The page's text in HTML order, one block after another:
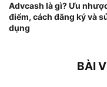
Advcash là gì? Ưu
điểm, cách đăng ký và
dụng
BÀI